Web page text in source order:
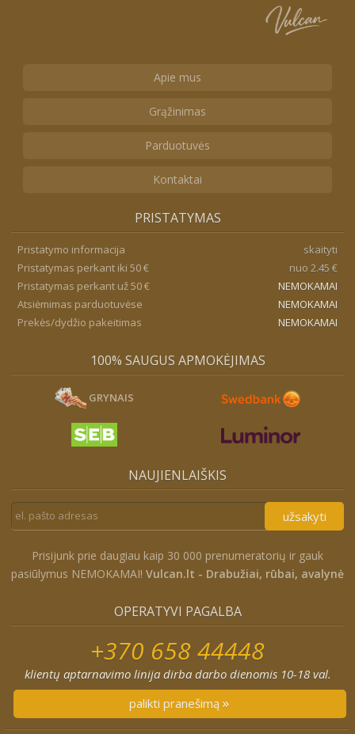
Apie mus
Grąžinimas
Parduotuvės
Kontaktai
PRISTATYMAS
Pristatymo informacija
skaityti
Pristatymas perkant iki 50 €
nuo 2.45 €
Pristatymas perkant už 50 €
NEMOKAMAI
Atsiėmimas parduotuvėse
NEMOKAMAI
Prekės/dydžio pakeitimas
NEMOKAMAI
100% SAUGUS APMOKĖJIMAS
GRYNAIS
NAUJIENLAIŠKIS
užsakyti
Prisijunk prie daugiau kaip 30 000 prenumeratorių ir gauk
pasiūlymus NEMOKAMAI! Vulcan.lt - Drabužiai, rūbai, avalynė
OPERATYVI PAGALBA
+370 658 44448
klientų aptarnavimo linija dirba darbo dienomis 10-18 val.
palikti pranešimą